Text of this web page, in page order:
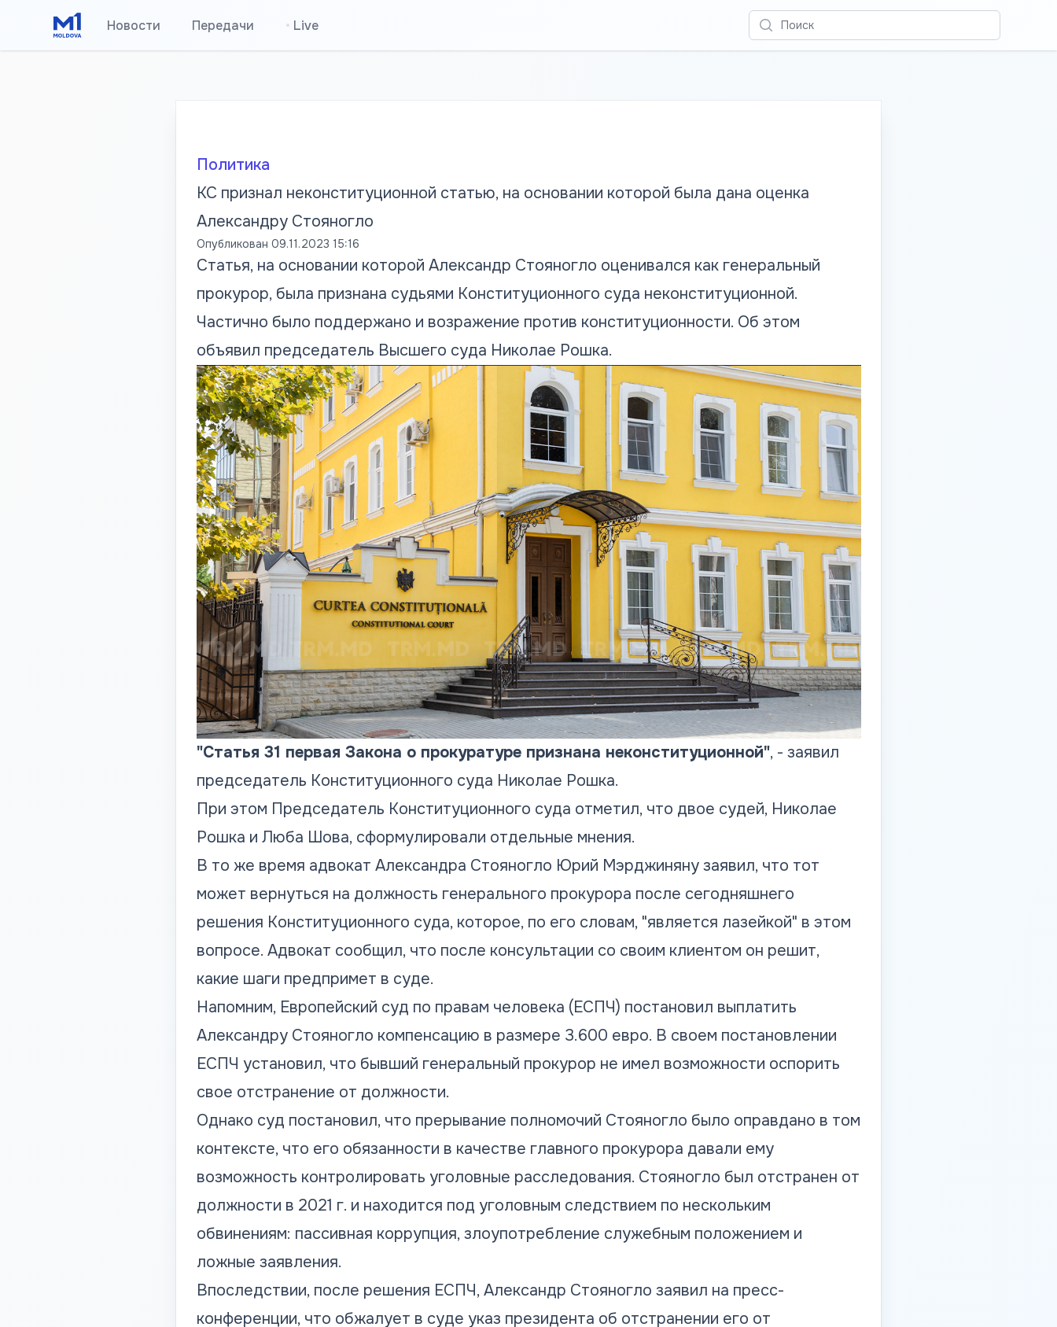
Новости Передачи • Live Поиск
Политика
КС признал неконституционной статью, на основании которой была дана оценка
Александру Стояногло
Опубликован 09.11.2023 15:16
Статья, на основании которой Александр Стояногло оценивался как генеральный
прокурор, была признана судьями Конституционного суда неконституционной.
Частично было поддержано и возражение против конституционности. Об этом
объявил председатель Высшего суда Николае Рошка.
"Статья 31 первая Закона о прокуратуре признана неконституционной", - заявил
председатель Конституционного суда Николае Рошка.
При этом Председатель Конституционного суда отметил, что двое судей, Николае
Рошка и Люба Шова, сформулировали отдельные мнения.
В то же время адвокат Александра Стояногло Юрий Мэрджиняну заявил, что тот
может вернуться на должность генерального прокурора после сегодняшнего
решения Конституционного суда, которое, по его словам, "является лазейкой" в этом
вопросе. Адвокат сообщил, что после консультации со своим клиентом он решит,
какие шаги предпримет в суде.
Напомним, Европейский суд по правам человека (ЕСПЧ) постановил выплатить
Александру Стояногло компенсацию в размере 3.600 евро. В своем постановлении
ЕСПЧ установил, что бывший генеральный прокурор не имел возможности оспорить
свое отстранение от должности.
Однако суд постановил, что прерывание полномочий Стояногло было оправдано в том
контексте, что его обязанности в качестве главного прокурора давали ему
возможность контролировать уголовные расследования. Стояногло был отстранен от
должности в 2021 г. и находится под уголовным следствием по нескольким
обвинениям: пассивная коррупция, злоупотребление служебным положением и
ложные заявления.
Впоследствии, после решения ЕСПЧ, Александр Стояногло заявил на пресс-
конференции, что обжалует в суде указ президента об отстранении его от